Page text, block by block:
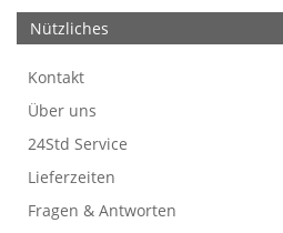
Nützliches
Kontakt
Über uns
24Std Service
Lieferzeiten
Fragen & Antworten